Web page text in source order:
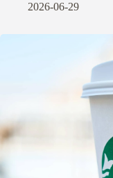
2026-06-29